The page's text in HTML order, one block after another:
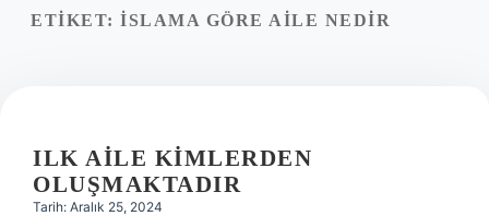
Yasal Uyarı
ETIKET: İSLAMA GÖRE AILE NEDIR
ILK AILE KIMLERDEN
OLUŞMAKTADIR
Tarih: Aralık 25, 2024